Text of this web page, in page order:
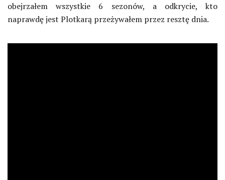
obejrzałem wszystkie 6 sezonów, a odkrycie, kto
naprawdę jest Plotkarą przeżywałem przez resztę dnia.